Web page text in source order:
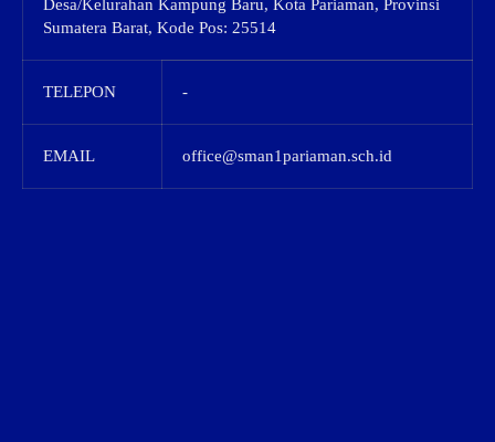
Desa/Kelurahan Kampung Baru, Kota Pariaman, Provinsi
Sumatera Barat, Kode Pos: 25514
TELEPON -
EMAIL office@sman1pariaman.sch.id